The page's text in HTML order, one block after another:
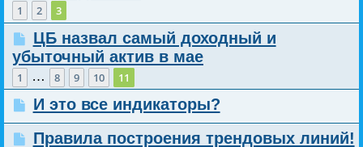
1 2 3
ЦБ назвал самый доходный и
убыточный актив в мае
1 … 8 9 10 11
И это все индикаторы?
Правила построения трендовых линий!